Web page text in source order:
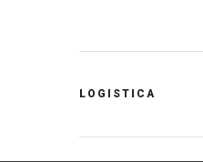
POST
LOGISTICA